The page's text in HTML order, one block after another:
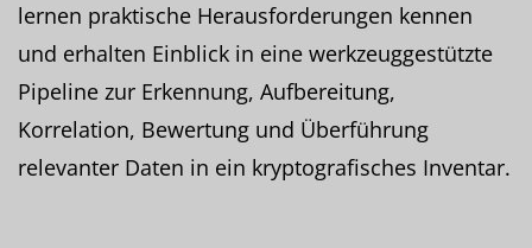
lernen praktische Herausforderungen kennen
und erhalten Einblick in eine werkzeuggestützte
Pipeline zur Erkennung, Aufbereitung,
Korrelation, Bewertung und Überführung
relevanter Daten in ein kryptografisches Inventar.